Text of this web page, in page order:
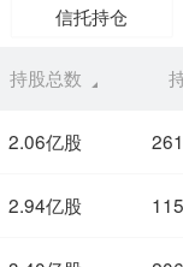
信托持仓
持股总数
2.06亿股
2.94亿股